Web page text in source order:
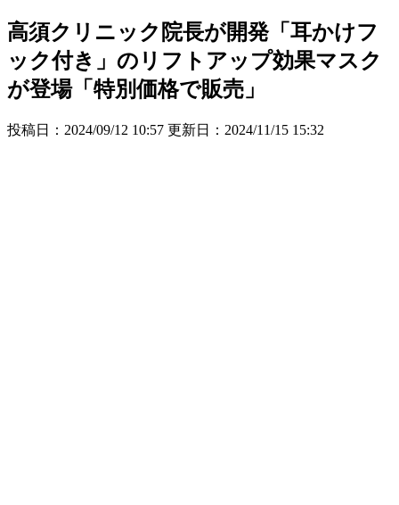
高須クリニック院長が開発「耳かけフ
ック付き」のリフトアップ効果マスク
が登場「特別価格で販売」
投稿日：2024/09/12 10:57 更新日： 2024/11/15 15:32